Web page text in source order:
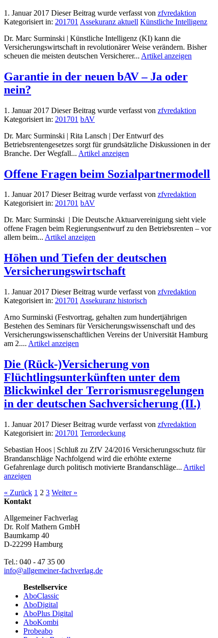
1. Januar 2017 Dieser Beitrag wurde verfasst von zfvredaktion
Kategorisiert in: 201701 Assekuranz aktuell Künstliche Intelligenz
Dr. Marc Surminski | Künstliche Intelligenz (KI) kann die
Versicherungswirtschaft in revolutionärer Weise verändern. Bisher
scheuen die meisten deutschen Versicherer... Artikel anzeigen
Garantie in der neuen bAV – Ja oder
nein?
1. Januar 2017 Dieser Beitrag wurde verfasst von zfvredaktion
Kategorisiert in: 201701 bAV
Dr. Marc Surminski | Rita Lansch | Der Entwurf des
Betriebsrentengesetzes sorgt für grundsätzliche Diskussionen in der
Branche. Der Wegfall... Artikel anzeigen
Offene Fragen beim Sozialpartnermodell
1. Januar 2017 Dieser Beitrag wurde verfasst von zfvredaktion
Kategorisiert in: 201701 bAV
Dr. Marc Surminski | Die Deutsche Aktuarvereinigung sieht viele
offene Fragen beim Regierungsentwurf zu den Betriebsrenten – vor
allem beim... Artikel anzeigen
Höhen und Tiefen der deutschen
Versicherungswirtschaft
1. Januar 2017 Dieser Beitrag wurde verfasst von zfvredaktion
Kategorisiert in: 201701 Assekuranz historisch
Arno Surminski (Festvortrag, gehalten zum hundertjährigen
Bestehen des Seminars für Versicherungswissenschaft und des
Versicherungswissenschaftlichen Vereins der Universität Hamburg
am 2.... Artikel anzeigen
Die (Rück-)Versicherung von
Flüchtlingsunterkünften unter dem
Blickwinkel der Terrorismusregelungen
in der deutschen Sachversicherung (II.)
1. Januar 2017 Dieser Beitrag wurde verfasst von zfvredaktion
Kategorisiert in: 201701 Terrordeckung
Sebastian Hoos | Schluß zu ZfV 24/2016 Versicherungsschutz für
Brandanschläge Nachfolgend wird die erhöhte externe
Gefahrenlage durch politisch motivierte Brandanschläge... Artikel
anzeigen
« Zurück 1 2 3 Weiter »
Kontakt
Allgemeiner Fachverlag
Dr. Rolf Mathern GmbH
Baumkamp 40
D-22299 Hamburg
Tel.: 040 - 47 35 00
info@allgemeiner-fachverlag.de
Bestellservice
AboClassic
AboDigital
AboPlus Digital
AboKombi
Probeabo